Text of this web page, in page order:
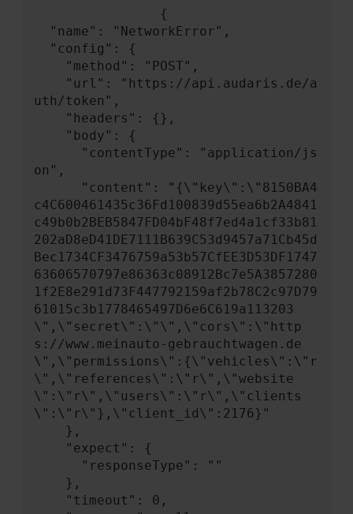
uth/token",
on",
c4C600461435c36Fd100839d55ea6b2A4841
c49b0b2BEB5847FD04bF48f7ed4a1cf33b81
202aD8eD41DE7111B639C53d9457a71Cb45d
Bec1734CF3476759a53b57CfEE3D53DF1747
63606570797e86363c08912Bc7e5A3857280
1f2E8e291d73F447792159af2b78C2c97D79
61015c3b1778465497D6e6C619a113203
\",\"secret\":\"\",\"cors\":\"http
s://www.meinauto-gebrauchtwagen.de
\",\"permissions\":{\"vehicles\":\"r
\",\"references\":\"r\",\"website
\":\"r\",\"users\":\"r\",\"clients
\":\"r\"},\"client_id\":2176}"